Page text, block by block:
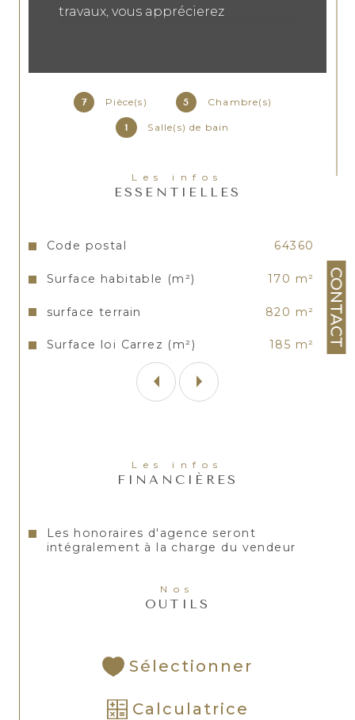
CONTACT
7 Pièce(s) 5 Chambre(s)
1 Salle(s) de bain
Les infos
ESSENTIELLES
Caractéristiques Valeurs
Code postal 64360
Surface habitable (m²) 170 m²
surface terrain 820 m²
Surface loi Carrez (m²) 185 m²
travaux, vous apprécierez
Hammam...etc). Une visite s'impose
sans tarder !! Ses plus : 5 Chambres,
pièce de vie de près de 60 m².
Les infos
FINANCIÈRES
Les honoraires d'agence seront
intégralement à la charge du vendeur
Nos
OUTILS
Sélectionner
Calculatrice